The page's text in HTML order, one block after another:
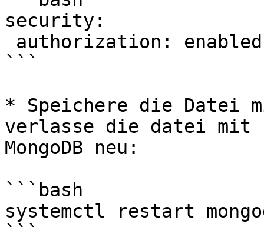
security:
```
* Speichere die Datei
verlasse die datei mit
MongoDB neu:
```bash
systemctl restart